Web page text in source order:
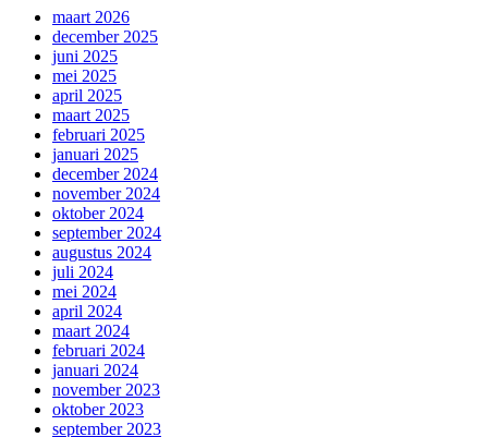
maart 2026
december 2025
juni 2025
mei 2025
april 2025
maart 2025
februari 2025
januari 2025
december 2024
november 2024
oktober 2024
september 2024
augustus 2024
juli 2024
mei 2024
april 2024
maart 2024
februari 2024
januari 2024
november 2023
oktober 2023
september 2023